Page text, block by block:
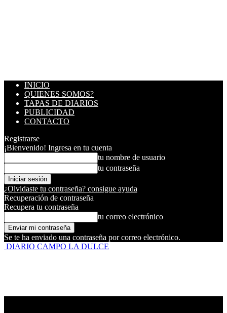
INICIO
QUIENES SOMOS?
TAPAS DE DIARIOS
PUBLICIDAD
CONTACTO
Registrarse
¡Bienvenido! Ingresa en tu cuenta
tu nombre de usuario
tu contraseña
¿Olvidaste tu contraseña? consigue ayuda
Recuperación de contraseña
Recupera tu contraseña
tu correo electrónico
Se te ha enviado una contraseña por correo electrónico.
DIARIO CAMPO LA DULCE